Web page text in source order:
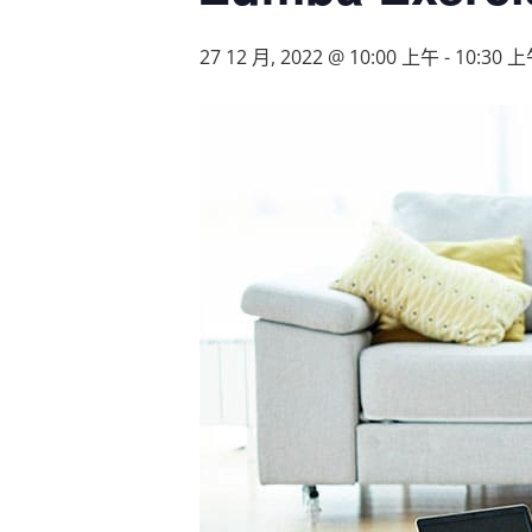
27 12 月, 2022 @ 10:00 上午- 10:30 上